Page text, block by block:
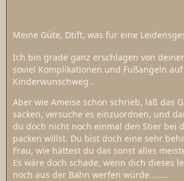
Meine Güte, Dtift, was für eine
Ich bin grade ganz erschlagen von
soviel Komplikationen und Fußangeln
Kinderwunschweg .
Aber wie Ameise schon schrieb, laß das
sacken, versuche es einzuordnen, und
du doch nicht noch einmal den Stier bei
packen willst. Du bist doch eine sehr
Frau, wie hättest du das sonst alles
Es wäre doch schade, wenn dich dieses
noch aus der Bahn werfen würde........